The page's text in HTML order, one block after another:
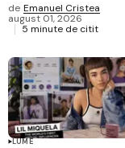
de Emanuel Cristea
august 01, 2026
5 minute de citit
LUME